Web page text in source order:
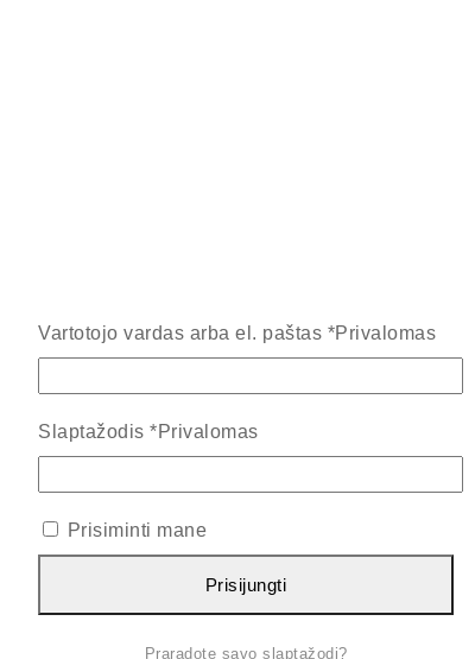
Vartotojo vardas arba el. paštas *Privalomas
Slaptažodis *Privalomas
Prisiminti mane
Prisijungti
Praradote savo slaptažodį?